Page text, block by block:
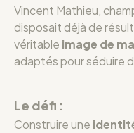
Vincent Mathieu,
disposait déjà de
véritable image de
adaptés pour séduire
Le défi :
Construire une